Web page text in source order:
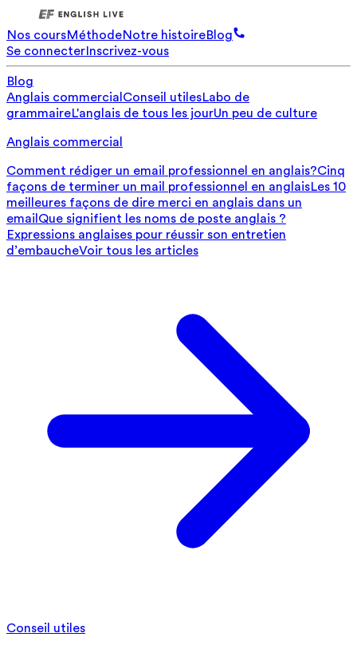
Nos coursMéthodeNotre histoireBlog
Se connecterInscrivez-vous
Blog
Anglais commercial Conseil utilesLabo de
grammaireL'anglais de tous les jourUn peu de culture
Anglais commercial
Comment rédiger un email professionnel en anglais?Cinq
façons de terminer un mail professionnel en anglaisLes 10
meilleures façons de dire merci en anglais dans un
email Que signifient les noms de poste anglais ?
Expressions anglaises pour réussir son entretien
d’embaucheVoir tous les articles
Conseil utiles